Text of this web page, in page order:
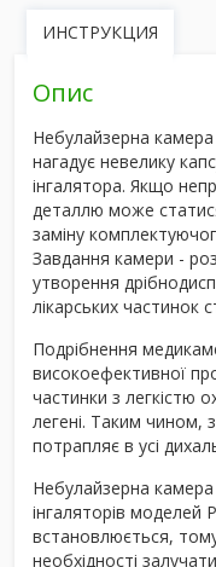
ИНСТРУКЦИЯ
Опис
Небулайзерна камера
нагадує невелику
інгалятора. Якщо
деталлю може
заміну
Завдання камери -
утворення
лікарських частинок
Подрібнення
високоефективної
частинки з легкістю
легені. Таким чином,
потрапляє в усі
Небулайзерна
інгаляторів моделей
встановлюється,
необхідності